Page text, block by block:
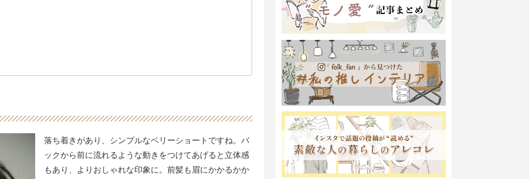
落ち着きがあり、シンプルなベリーショートですね。バ
ックから前に流れるような動きをつけてあげると立体感
もあり、よりおしゃれな印象に。前髪も眉にかかるかか